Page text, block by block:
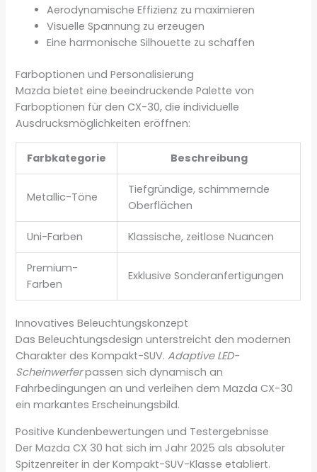
Aerodynamische Effizienz zu maximieren
Visuelle Spannung zu erzeugen
Eine harmonische Silhouette zu schaffen
Farboptionen und Personalisierung
Mazda bietet eine beeindruckende Palette von
Farboptionen für den CX-30, die individuelle
Ausdrucksmöglichkeiten eröffnen:
Farbkategorie Beschreibung
Metallic-Töne
Tiefgründige, schimmernde
Oberflächen
Uni-Farben Klassische, zeitlose Nuancen
Premium-
Farben
Exklusive Sonderanfertigungen
Innovatives Beleuchtungskonzept
Das Beleuchtungsdesign unterstreicht den modernen
Charakter des Kompakt-SUV.Adaptive LED-
Scheinwerferpassen sich dynamisch an
Fahrbedingungen an und verleihen dem Mazda CX-30
ein markantes Erscheinungsbild.
Positive Kundenbewertungen und Testergebnisse
Der Mazda CX 30 hat sich im Jahr 2025 als absoluter
Spitzenreiter in der Kompakt-SUV-Klasse etabliert.